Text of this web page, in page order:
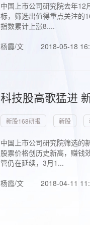
中国上市公司研究院去年
标，筛选出值得重点关注的
指数累计上涨8....
杨霞/文
2018-05-18
科技股高歌猛进
新股168研报 新股
中国上市公司研究院筛选的
股票价格创历史新高，赚钱
管仍在延续，3月1...
杨霞/文
2018-04-11